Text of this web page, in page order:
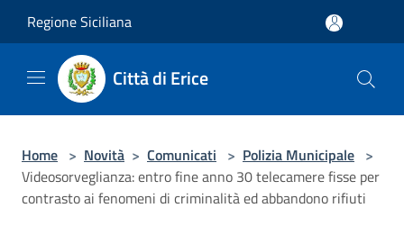
Regione Siciliana
Città di Erice
Home > Novità > Comunicati > Polizia Municipale >
Videosorveglianza: entro fine anno 30 telecamere fisse per
contrasto ai fenomeni di criminalità ed abbandono rifiuti